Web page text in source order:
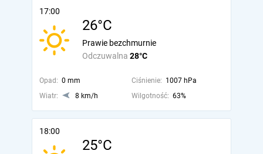
17:00
26°C
Odczuwalna 28°C
Prawie bezchmurnie
Opad: 0 mm Ciśnienie: 1007 hPa
Wiatr:
8 km/h Wilgotność: 63%
18:00
25°C